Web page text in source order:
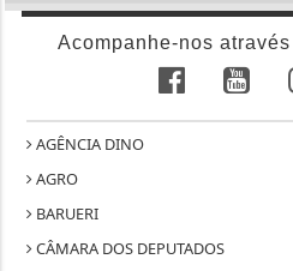
Acompanhe-nos
AGÊNCIA DINO
AGRO
BARUERI
CÂMARA DOS DEPUTADOS